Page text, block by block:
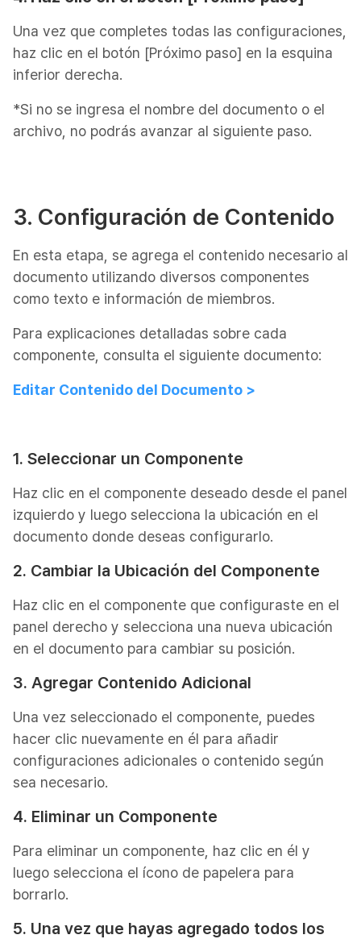
Una vez que completes todas las configuraciones,
haz clic en el botón [Próximo paso] en la esquina
inferior derecha.
*Si no se ingresa el nombre del documento o el
archivo, no podrás avanzar al siguiente paso.
3. Configuración de Contenido
En esta etapa, se agrega el contenido necesario al
documento utilizando diversos componentes
como texto e información de miembros.
Para explicaciones detalladas sobre cada
componente, consulta el siguiente documento:
Editar Contenido del Documento >
1. Seleccionar un Componente
Haz clic en el componente deseado desde el panel
izquierdo y luego selecciona la ubicación en el
documento donde deseas configurarlo.
2. Cambiar la Ubicación del Componente
Haz clic en el componente que configuraste en el
panel derecho y selecciona una nueva ubicación
en el documento para cambiar su posición.
3. Agregar Contenido Adicional
Una vez seleccionado el componente, puedes
hacer clic nuevamente en él para añadir
configuraciones adicionales o contenido según
sea necesario.
4. Eliminar un Componente
Para eliminar un componente, haz clic en él y
luego selecciona el ícono de papelera para
borrarlo.
5. Una vez que hayas agregado todos los